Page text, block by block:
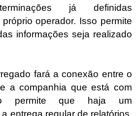
já definidas
operador. Isso permite
informações seja realizado
fará a conexão entre o
a companhia que está com
permite que haja um
entrega regular de relatórios.